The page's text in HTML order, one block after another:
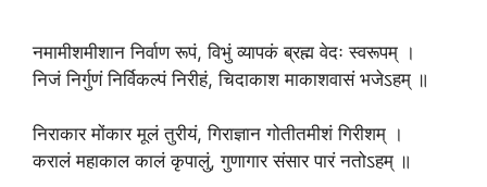
नमामीशमीशान निर्वाण रूपं, विभुं व्यापकं ब्रह्म वेदः स्वरूपम्‌ ।
निजं निर्गुणं निर्विकल्पं निरीहं, चिदाकाश माकाशवासं भजेऽहम्‌ ॥
निराकार मोंकार मूलं तुरीयं, गिराज्ञान गोतीतमीशं गिरीशम्‌ ।
करालं महाकाल कालं कृपालुं, गुणागार संसार पारं नतोऽहम्‌ ॥